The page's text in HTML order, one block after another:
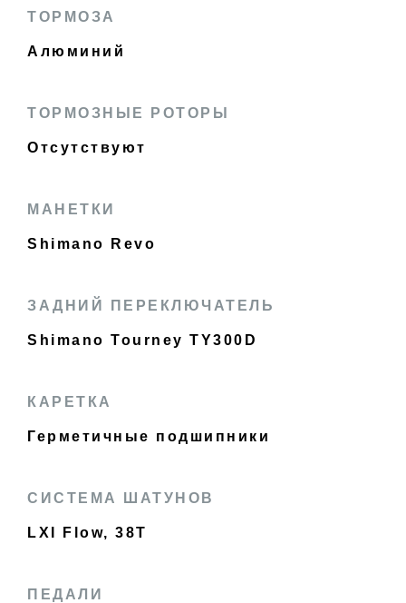
ТОРМОЗА
Алюминий
ТОРМОЗНЫЕ РОТОРЫ
Отсутствуют
МАНЕТКИ
Shimano Revo
ЗАДНИЙ ПЕРЕКЛЮЧАТЕЛЬ
Shimano Tourney TY300D
КАРЕТКА
Герметичные подшипники
СИСТЕМА ШАТУНОВ
LXI Flow, 38T
ПЕДАЛИ